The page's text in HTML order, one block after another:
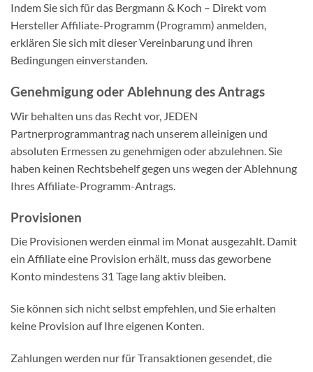
Indem Sie sich für das Bergmann & Koch – Direkt vom
Hersteller Affiliate-Programm (Programm) anmelden,
erklären Sie sich mit dieser Vereinbarung und ihren
Bedingungen einverstanden.
Genehmigung oder Ablehnung des Antrags
Wir behalten uns das Recht vor, JEDEN
Partnerprogrammantrag nach unserem alleinigen und
absoluten Ermessen zu genehmigen oder abzulehnen. Sie
haben keinen Rechtsbehelf gegen uns wegen der Ablehnung
Ihres Affiliate-Programm-Antrags.
Provisionen
Die Provisionen werden einmal im Monat ausgezahlt. Damit
ein Affiliate eine Provision erhält, muss das geworbene
Konto mindestens 31 Tage lang aktiv bleiben.
Sie können sich nicht selbst empfehlen, und Sie erhalten
keine Provision auf Ihre eigenen Konten.
Zahlungen werden nur für Transaktionen gesendet, die